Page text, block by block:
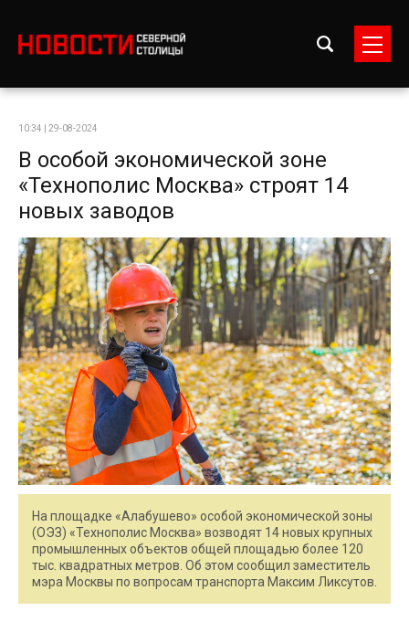
10:34 | 29-08-2024
В особой экономической зоне
«Технополис Москва» строят 14
новых заводов
На площадке «Алабушево» особой экономической зоны
(ОЭЗ) «Технополис Москва» возводят 14 новых крупных
промышленных объектов общей площадью более 120
тыс. квадратных метров. Об этом сообщил заместитель
мэра Москвы по вопросам транспорта Максим Ликсутов.